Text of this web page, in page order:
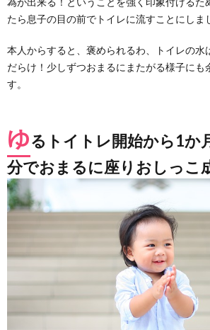
たら息子の目の前でトイレに流すことにしま
本人からすると、褒められるわ、トイレの水
だらけ！少しずつおまるにまたがる様子にも
す。
ゆるトイトレ開始から1か
分でおまるに座りおしっこ